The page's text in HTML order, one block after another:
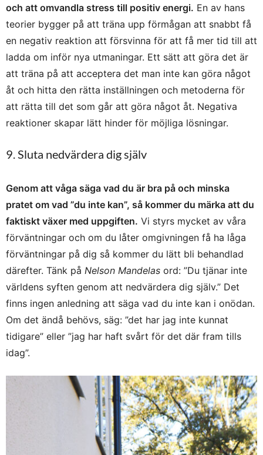
och att omvandla stress till positiv energi. En av hans
teorier bygger på att träna upp förmågan att snabbt få
en negativ reaktion att försvinna för att få mer tid till att
ladda om inför nya utmaningar. Ett sätt att göra det är
att träna på att acceptera det man inte kan göra något
åt och hitta den rätta inställningen och metoderna för
att rätta till det som går att göra något åt. Negativa
reaktioner skapar lätt hinder för möjliga lösningar.
9. Sluta nedvärdera dig själv
Genom att våga säga vad du är bra på och minska
pratet om vad ”du inte kan”, så kommer du märka att du
faktiskt växer med uppgiften. Vi styrs mycket av våra
förväntningar och om du låter omgivningen få ha låga
förväntningar på dig så kommer du lätt bli behandlad
därefter. Tänk på Nelson Mandelas ord: ”Du tjänar inte
världens syften genom att nedvärdera dig själv.” Det
finns ingen anledning att säga vad du inte kan i onödan.
Om det ändå behövs, säg: ”det har jag inte kunnat
tidigare” eller ”jag har haft svårt för det där fram tills
idag”.